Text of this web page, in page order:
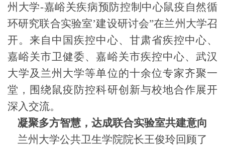
州大学-嘉峪关疾病预防控制 中心鼠疫自然循
环研究联合实验室’建设研讨会”在兰州大学召
开。来自中国疾控中心、甘肃省疾控中心、
嘉峪关市卫健委、嘉峪关市疾控中心、武汉
大学及兰州大学等单位的十余位专家齐聚一
堂，围绕鼠疫防控科研创新与校地合作展开
深入交流。
凝聚多方智慧，达成联合实验室共建意向
兰州大学公共卫生学院院长王俊玲回顾了